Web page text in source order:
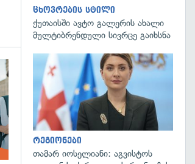
ცხოვრების სტილი
ქუთაისში ავტო გალერის ახალი
მულტიბრენდული სივრცე გაიხსნა
რეგიონები
თამარ იოსელიანი: აგვისტოს